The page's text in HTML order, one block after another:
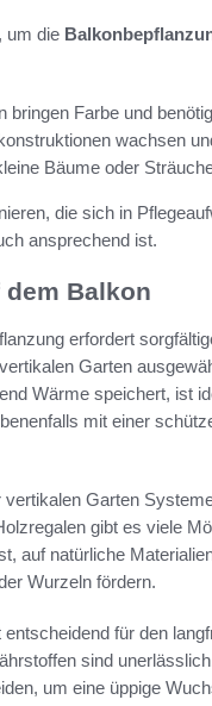
um die
Farbe und
wachsen
Bäume oder
die sich in
ansprechend ist.
dem Balkon
erfordert
Garten
Wärme speichert, ist
mit einer
Garten
gibt es viele
auf natürliche
Wurzeln fördern.
für den
sind
um eine üppige